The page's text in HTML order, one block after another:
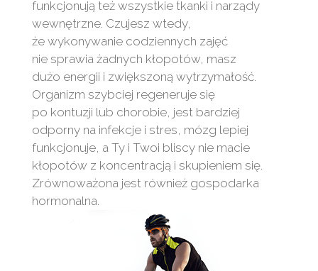
funkcjonują też wszystkie tkanki i narządy
wewnętrzne. Czujesz wtedy,
że wykonywanie codziennych zajęć
nie sprawia żadnych kłopotów, masz
dużo energii i zwiększoną wytrzymałość.
Organizm szybciej regeneruje się
po kontuzji lub chorobie, jest bardziej
odporny na infekcje i stres, mózg lepiej
funkcjonuje, a Ty i Twoi bliscy nie macie
kłopotów z koncentracją i skupieniem się.
Zrównoważona jest również gospodarka
hormonalna.